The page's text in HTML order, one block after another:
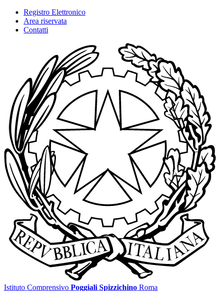
Registro Elettronico
Area riservata
Contatti
Istituto Comprensivo Poggiali Spizzichino Roma